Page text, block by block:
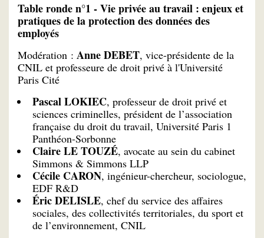
Table ronde n°1 - Vie privée au travail : enjeux et
pratiques de la protection des données des
employés
Modération : Anne DEBET, vice-présidente de la
CNIL et professeure de droit privé à l'Université
Paris Cité
Pascal LOKIEC, professeur de droit privé et
sciences criminelles, président de l’association
française du droit du travail, Université Paris 1
Panthéon-Sorbonne
Claire LE TOUZÉ, avocate au sein du cabinet
Simmons & Simmons LLP
Cécile CARON, ingénieur-chercheur, sociologue,
EDF R&D
Éric DELISLE, chef du service des affaires
sociales, des collectivités territoriales, du sport et
de l’environnement, CNIL